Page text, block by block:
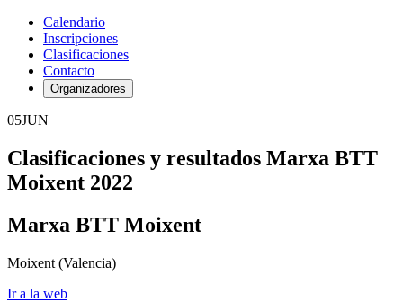
Calendario
Inscripciones
Clasificaciones
Contacto
Organizadores
05JUN
Clasificaciones y resultados Marxa BTT
Moixent 2022
Marxa BTT Moixent
Moixent (Valencia)
Ir a la web